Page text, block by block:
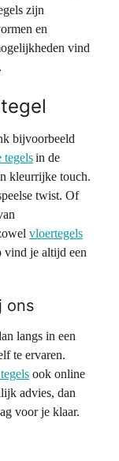
zijn
en
vind
bijvoorbeeld
tegelsin de
kleurrijke touch.
twist. Of
vloertegels
vind je altijd een
ons
langs in een
te ervaren.
ook online
advies, dan
voor je klaar.